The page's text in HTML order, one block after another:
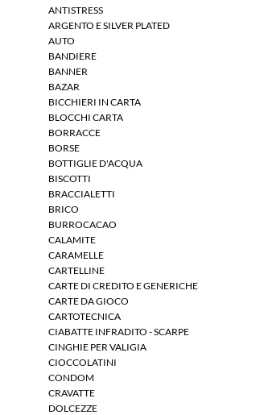
ANTISTRESS
ARGENTO E SILVER PLATED
AUTO
BANDIERE
BANNER
BAZAR
BICCHIERI IN CARTA
BLOCCHI CARTA
BORRACCE
BORSE
BOTTIGLIE D'ACQUA
BISCOTTI
BRACCIALETTI
BRICO
BURROCACAO
CALAMITE
CARAMELLE
CARTELLINE
CARTE DI CREDITO E GENERICHE
CARTE DA GIOCO
CARTOTECNICA
CIABATTE INFRADITO - SCARPE
CINGHIE PER VALIGIA
CIOCCOLATINI
CONDOM
CRAVATTE
DOLCEZZE